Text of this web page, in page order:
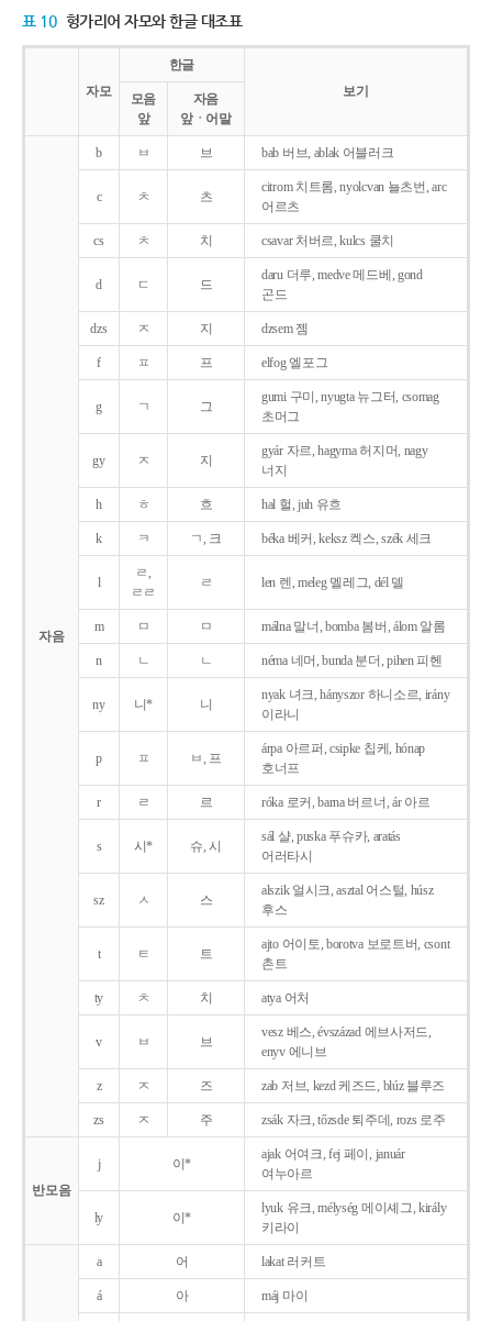
표 10 헝가리어 자모와 한글 대조표
자모
한글
보기
모음
앞
자음
앞ㆍ어말
자음
b ㅂ 브 bab 버브, ablak 어블러크
c ㅊ 츠
citrom 치트롬, nyolcvan 뇰츠번, arc
어르츠
cs ㅊ 치 csavar 처버르, kulcs 쿨치
d ㄷ 드
daru 더루, medve 메드베, gond
곤드
dzs ㅈ 지 dzsem 젬
f ㅍ 프 elfog 엘포그
g ㄱ 그
gumi 구미, nyugta 뉴그터, csomag
초머그
gy ㅈ 지
gyár 자르, hagyma 허지머, nagy
너지
h ㅎ 흐 hal 헐, juh 유흐
k ㅋ ㄱ, 크 béka 베커, keksz 켁스, szék 세크
l
ㄹ,
ㄹㄹ
ㄹ len 렌, meleg 멜레그, dél 델
m ㅁ ㅁ málna 말너, bomba 봄버, álom 알롬
n ㄴ ㄴ néma 네머, bunda 분더, pihen 피헨
ny 니* 니
nyak 녀크, hányszor 하니소르, irány
이라니
p ㅍ ㅂ, 프
árpa 아르퍼, csipke 칩케, hónap
호너프
r ㄹ 르 róka 로커, barna 버르너, ár 아르
s 시* 슈, 시
sál 샬, puska 푸슈카, aratás
어러타시
sz ㅅ 스
alszik 얼시크, asztal 어스털, húsz
후스
t ㅌ 트
ajto 어이토, borotva 보로트버, csont
촌트
ty ㅊ 치 atya 어처
v ㅂ 브
vesz 베스, évszázad 에브사저드,
enyv 에니브
z ㅈ 즈 zab 저브, kezd 케즈드, blúz 블루즈
zs ㅈ 주 zsák 자크, tőzsde 퇴주데, rozs 로주
반모음
j 이*
ajak 어여크, fej 페이, január
여누아르
ly 이*
lyuk 유크, mélység 메이셰그, király
키라이
a 어 lakat 러커트
á 아 máj 마이